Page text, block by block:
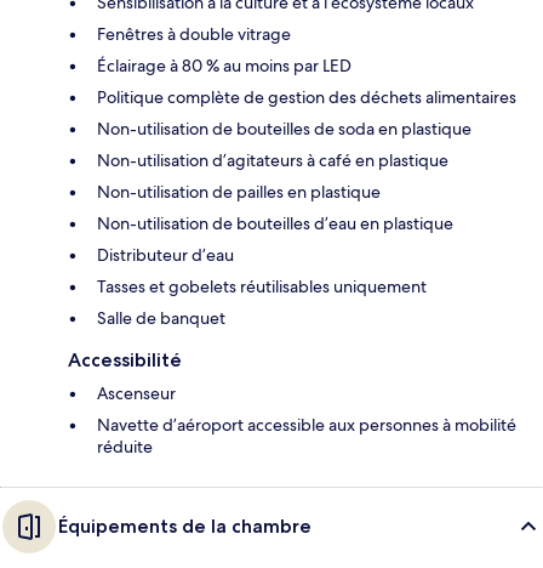
Fenêtres à double vitrage
Éclairage à 80 % au moins par LED
Politique complète de gestion des déchets alimentaires
Non-utilisation de bouteilles de soda en plastique
Non-utilisation d’agitateurs à café en plastique
Non-utilisation de pailles en plastique
Non-utilisation de bouteilles d’eau en plastique
Distributeur d’eau
Tasses et gobelets réutilisables uniquement
Salle de banquet
Accessibilité
Ascenseur
Navette d’aéroport accessible aux personnes à mobilité
réduite
Équipements de la chambre